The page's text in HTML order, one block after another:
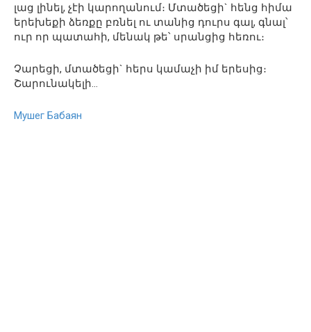
լաց լինել, չէի կարողանում։ Մտածեցի` հենց հիմա
երեխեքի ձեռքը բռնել ու տանից դուրս գալ, գնալ՝
ուր որ պատահի, մենակ թե՝ սրանցից հեռու։
Չարեցի, մտածեցի` հերս կամաչի իմ երեսից։
Շարունակելի…
Мушег Бабаян